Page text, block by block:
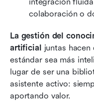
integración
colaboración o
La gestión del
artificial
juntas
estándar sea más
lugar de ser una
asistente activo:
aportando valor.